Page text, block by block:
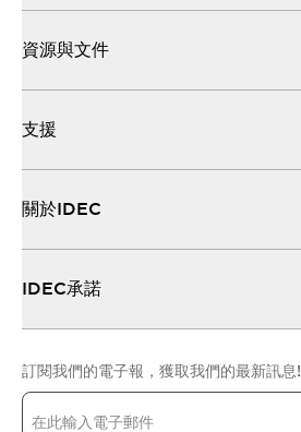
資源與文件
支援
關於IDEC
IDEC承諾
訂閱我們的電子報，獲取我們的最新訊息!